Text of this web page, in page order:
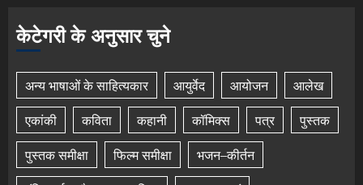
केटेगरी के अनुसार चुने
अन्य भाषाओं के साहित्यकार आयुर्वेद आयोजन
आलेख
एकांकी
कविता कहानी कॉमिक्स पत्र
पुस्तक
पुस्तक समीक्षा
फिल्म समीक्षा
भजन–कीर्तन